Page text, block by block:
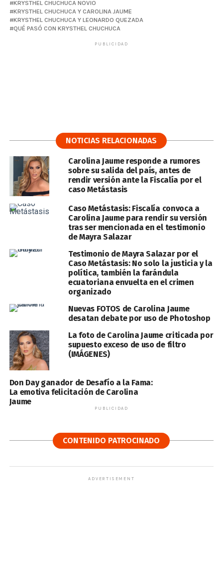
KRYSTHEL CHUCHUCA NOVIO
KRYSTHEL CHUCHUCA Y CAROLINA JAUME
KRYSTHEL CHUCHUCA Y LEONARDO QUEZADA
QUÉ PASÓ CON KRYSTHEL CHUCHUCA
PUBLICIDAD
NOTICIAS RELACIONADAS
Carolina Jaume responde a rumores
sobre su salida del país, antes de
rendir versión ante la Fiscalía por el
caso Metástasis
Caso Metástasis: Fiscalía convoca a
Carolina Jaume para rendir su versión
tras ser mencionada en el testimonio
de Mayra Salazar
Testimonio de Mayra Salazar por el
Caso Metástasis: No solo la justicia y la
política, también la farándula
ecuatoriana envuelta en el crimen
organizado
Nuevas FOTOS de Carolina Jaume
desatan debate por uso de Photoshop
La foto de Carolina Jaume criticada por
supuesto exceso de uso de filtro
(IMÁGENES)
Don Day ganador de Desafío a la Fama:
La emotiva felicitación de Carolina
Jaume
PUBLICIDAD
CONTENIDO PATROCINADO
ADVERTISEMENT